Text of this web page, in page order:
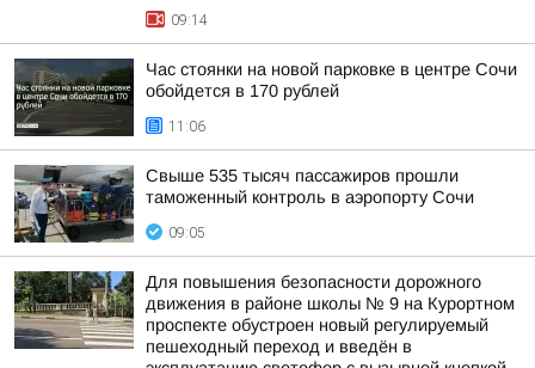
09:14
Час стоянки на новой парковке в центре Сочи
обойдется в 170 рублей
11:06
Свыше 535 тысяч пассажиров прошли
таможенный контроль в аэропорту Сочи
09:05
Для повышения безопасности дорожного
движения в районе школы № 9 на Курортном
проспекте обустроен новый регулируемый
пешеходный переход и введён в